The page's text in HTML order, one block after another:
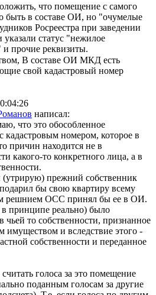
что помещение с самого
быть в составе ОИ, но "очумелые
Росреестра при заведении
указали статус "нежилое
прочие реквизиты.
В составе ОИ МКД есть
свой кадастровый номер
написал:
что это обособленное
кадастровым номером, которое в
причин находится не в
какого-то конкретного лица, а в
(утрирую) прежний собственник
бы свою квартиру всему
решнием ОСС принял бы ее в ОИ.
принципе реально) было
чьей то собственности, признанное
имуществом и вследствие этого -
собственности и переданное
голоса за это помещение
поданным голосам за другие